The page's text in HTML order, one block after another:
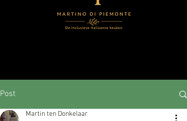
Post
Martin ten Donkelaar